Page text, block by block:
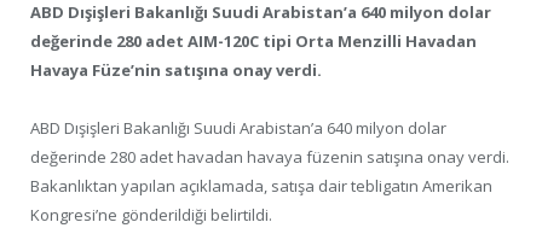
ABD Dışişleri Bakanlığı Suudi Arabistan’a 640 milyon dolar
değerinde 280 adet AIM-120C tipi Orta Menzilli Havadan
Havaya Füze’nin satışına onay verdi.
ABD Dışişleri Bakanlığı Suudi Arabistan’a 640 milyon dolar
değerinde 280 adet havadan havaya füzenin satışına onay verdi.
Bakanlıktan yapılan açıklamada, satışa dair tebligatın Amerikan
Kongresi’ne gönderildiği belirtildi.